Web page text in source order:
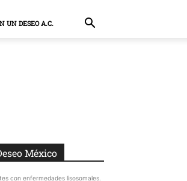
UN DESEO A.C.
México
con enfermedades lisosomales.